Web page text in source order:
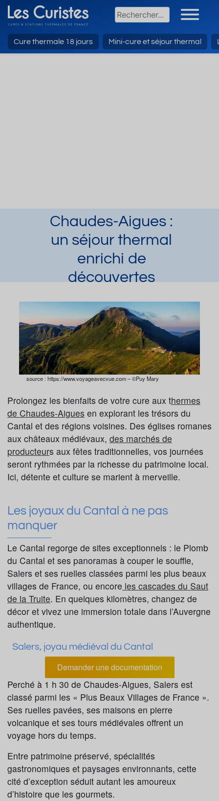
Cure thermale 18 jours Mini-cure et séjour thermal
Chaudes-Aigues :
un séjour thermal
enrichi de
découvertes
à jour le 14/10/2025
Demander une documentation
source : https://www.voyageavecvue.com – ©Puy Mary
Prolongez les bienfaits de votre cure aux thermes
de Chaudes-Aigues en explorant les trésors du
Cantal et des régions voisines. Des églises romanes
aux châteaux médiévaux, des marchés de
producteurs aux fêtes traditionnelles, vos journées
seront rythmées par la richesse du patrimoine local.
Ici, détente et culture se marient à merveille.
Les joyaux du Cantal à ne pas
manquer
Le Cantal regorge de sites exceptionnels : le Plomb
du Cantal et ses panoramas à couper le souffle,
Salers et ses ruelles classées parmi les plus beaux
villages de France, ou encore les cascades du Saut
de la Truite. En quelques kilomètres, changez de
décor et vivez une immersion totale dans l’Auvergne
authentique.
Salers, joyau médiéval du Cantal
Demander une documentation
Perché à 1 h 30 de Chaudes-Aigues, Salers est
classé parmi les « Plus Beaux Villages de France ».
Ses ruelles pavées, ses maisons en pierre
volcanique et ses tours médiévales offrent un
voyage hors du temps.
Entre patrimoine préservé, spécialités
gastronomiques et paysages environnants, cette
cité d’exception séduit autant les amoureux
d’histoire que les gourmets.